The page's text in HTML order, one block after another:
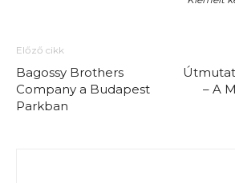
Előző cikk
Bagossy Brothers
Company a Budapest
Parkban
– A